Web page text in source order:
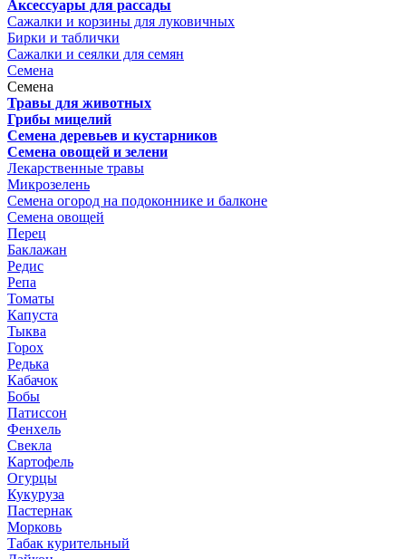
Аксессуары для рассады
Сажалки и корзины для луковичных
Бирки и таблички
Сажалки и сеялки для семян
Семена
Семена
Травы для животных
Грибы мицелий
Семена деревьев и кустарников
Семена овощей и зелени
Лекарственные травы
Микрозелень
Семена огород на подоконнике и балконе
Семена овощей
Перец
Баклажан
Редис
Репа
Томаты
Капуста
Тыква
Горох
Редька
Кабачок
Бобы
Патиссон
Фенхель
Свекла
Картофель
Огурцы
Кукуруза
Пастернак
Морковь
Табак курительный